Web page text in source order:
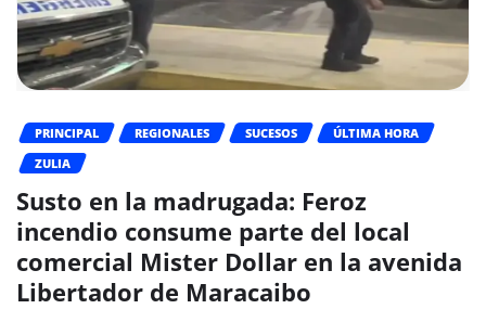
PRINCIPAL REGIONALES SUCESOS
ÚLTIMA HORA
ZULIA
Susto en la madrugada: Feroz
incendio consume parte del local
comercial Mister Dollar en la avenida
Libertador de Maracaibo